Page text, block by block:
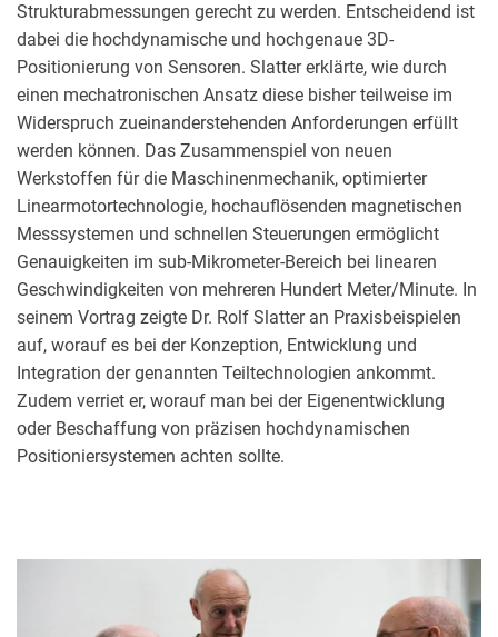
Strukturabmessungen gerecht zu werden. Entscheidend ist
dabei die hochdynamische und hochgenaue 3D-
Positionierung von Sensoren. Slatter erklärte, wie durch
einen mechatronischen Ansatz diese bisher teilweise im
Widerspruch zueinanderstehenden Anforderungen erfüllt
werden können. Das Zusammenspiel von neuen
Werkstoffen für die Maschinenmechanik, optimierter
Linearmotortechnologie, hochauflösenden magnetischen
Messsystemen und schnellen Steuerungen ermöglicht
Genauigkeiten im sub-Mikrometer-Bereich bei linearen
Geschwindigkeiten von mehreren Hundert Meter/Minute. In
seinem Vortrag zeigte Dr. Rolf Slatter an Praxisbeispielen
auf, worauf es bei der Konzeption, Entwicklung und
Integration der genannten Teiltechnologien ankommt.
Zudem verriet er, worauf man bei der Eigenentwicklung
oder Beschaffung von präzisen hochdynamischen
Positioniersystemen achten sollte.